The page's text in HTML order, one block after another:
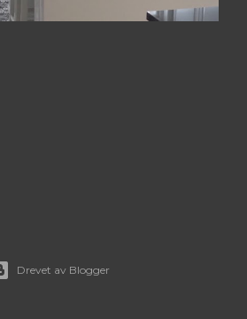
Drevet av Blogger